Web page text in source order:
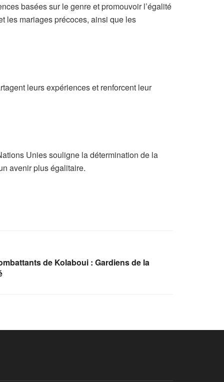
basées sur le genre et promouvoir l’égalité
les mariages précoces, ainsi que les
leurs expériences et renforcent leur
Unies souligne la détermination de la
avenir plus égalitaire.
de Kolaboui : Gardiens de la